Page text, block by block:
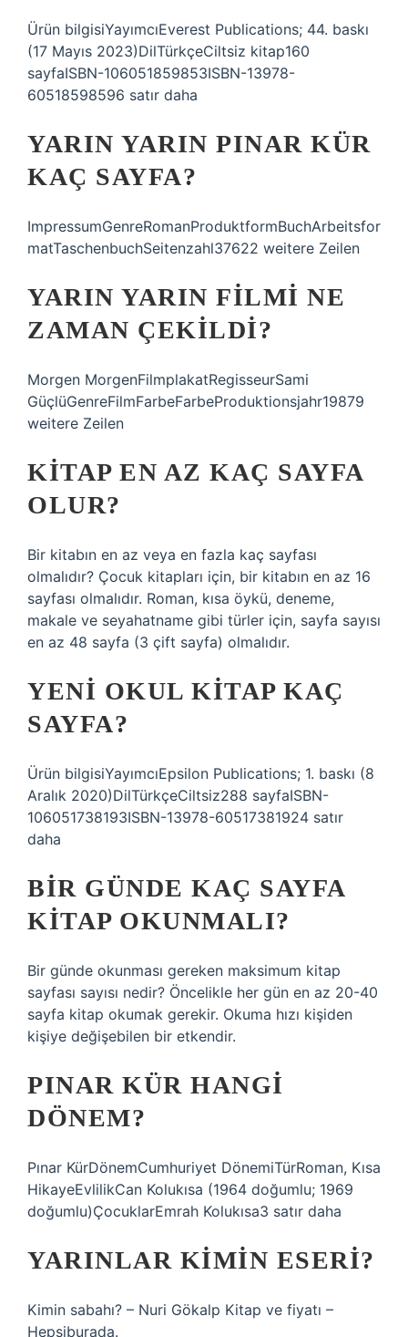
Ürün bilgisiYayımcıEverest Publications; 44. baskı
(17 Mayıs 2023)DilTürkçeCiltsiz kitap160
sayfaISBN-106051859853ISBN-13978-
60518598596 satır daha
YARIN YARIN PINAR KÜR
KAÇ SAYFA?
ImpressumGenreRomanProduktformBuchArbeitsfor
matTaschenbuchSeitenzahl37622 weitere Zeilen
YARIN YARIN FILMI NE
ZAMAN ÇEKILDI?
Morgen MorgenFilmplakatRegisseurSami
GüçlüGenreFilmFarbeFarbeProduktionsjahr19879
weitere Zeilen
KITAP EN AZ KAÇ SAYFA
OLUR?
Bir kitabın en az veya en fazla kaç sayfası
olmalıdır? Çocuk kitapları için, bir kitabın en az 16
sayfası olmalıdır. Roman, kısa öykü, deneme,
makale ve seyahatname gibi türler için, sayfa sayısı
en az 48 sayfa (3 çift sayfa) olmalıdır.
YENI OKUL KITAP KAÇ
SAYFA?
Ürün bilgisiYayımcı‎Epsilon Publications; 1. baskı (8
Aralık 2020)Dil‎TürkçeCiltsiz‎288 sayfaISBN-
10‎6051738193ISBN-13‎978-60517381924 satır
daha
BIR GÜNDE KAÇ SAYFA
KITAP OKUNMALI?
Bir günde okunması gereken maksimum kitap
sayfası sayısı nedir? Öncelikle her gün en az 20-40
sayfa kitap okumak gerekir. Okuma hızı kişiden
kişiye değişebilen bir etkendir.
PINAR KÜR HANGI
DÖNEM?
Pınar KürDönemCumhuriyet DönemiTürRoman, Kısa
HikayeEvlilikCan Kolukısa (1964 doğumlu; 1969
doğumlu)ÇocuklarEmrah Kolukısa3 satır daha
YARINLAR KIMIN ESERI?
Kimin sabahı? – Nuri Gökalp Kitap ve fiyatı –
Hepsiburada.